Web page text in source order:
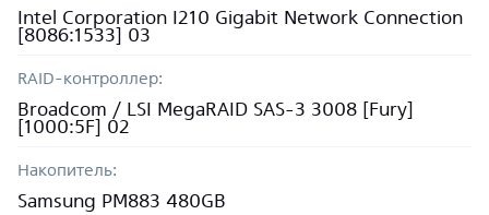
Intel Corporation I210 Gigabit Network Connection
[8086:1533] 03
RAID-контроллер:
Broadcom / LSI MegaRAID SAS-3 3008 [Fury]
[1000:5F] 02
Накопитель:
Samsung PM883 480GB